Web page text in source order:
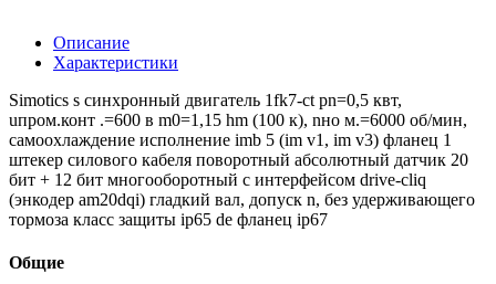
Описание
Характеристики
Simotics s синхронный двигатель 1fk7-ct pn=0,5 квт,
uпром.конт .=600 в m0=1,15 hm (100 к), nно м.=6000 об/мин,
самоохлаждение исполнение imb 5 (im v1, im v3) фланец 1
штекер силового кабеля поворотный абсолютный датчик 20
бит + 12 бит многооборотный с интерфейсом drive-cliq
(энкодер am20dqi) гладкий вал, допуск n, без удерживающего
тормоза класс защиты ip65 de фланец ip67
Общие